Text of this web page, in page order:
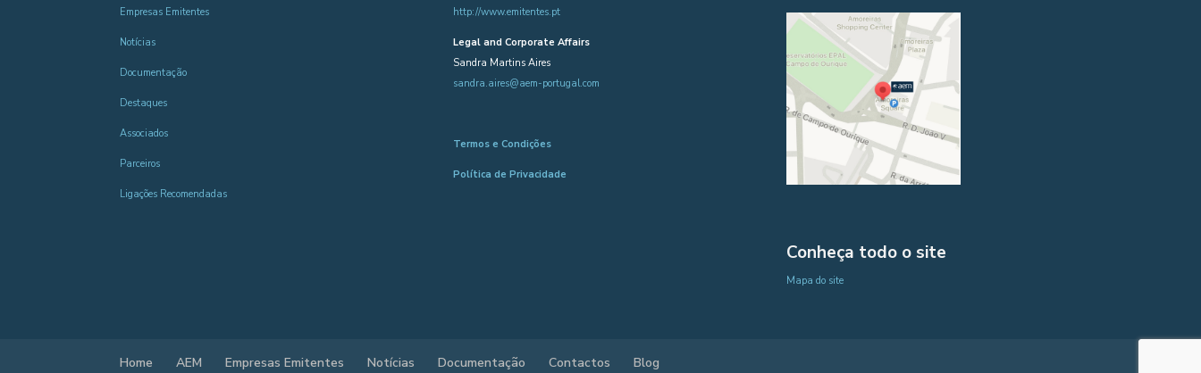
Empresas Emitentes
Notícias
Documentação
Destaques
Associados
Parceiros
Ligações Recomendadas
http://www.emitentes.pt
Legal and Corporate Affairs
Sandra Martins Aires
sandra.aires@aem-portugal.com
Termos e Condições
Política de Privacidade
Conheça todo o site
Mapa do site
Home AEM Empresas Emitentes Notícias Documentação Contactos Blog